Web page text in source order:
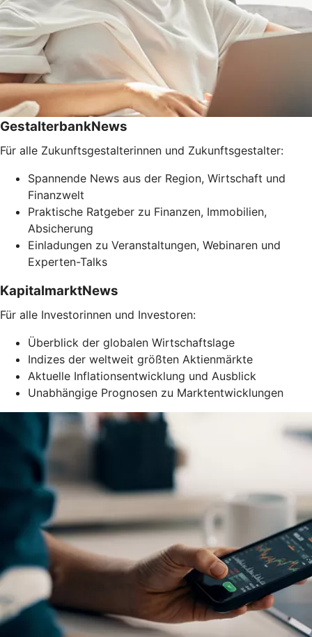
GestalterbankNews
Für alle Zukunftsgestalterinnen und Zukunftsgestalter:
Spannende News aus der Region, Wirtschaft und
Finanzwelt
Praktische Ratgeber zu Finanzen, Immobilien,
Absicherung
Einladungen zu Veranstaltungen, Webinaren und
Experten-Talks
KapitalmarktNews
Für alle Investorinnen und Investoren:
Überblick der globalen Wirtschaftslage
Indizes der weltweit größten Aktienmärkte
Aktuelle Inflationsentwicklung und Ausblick
Unabhängige Prognosen zu Marktentwicklungen